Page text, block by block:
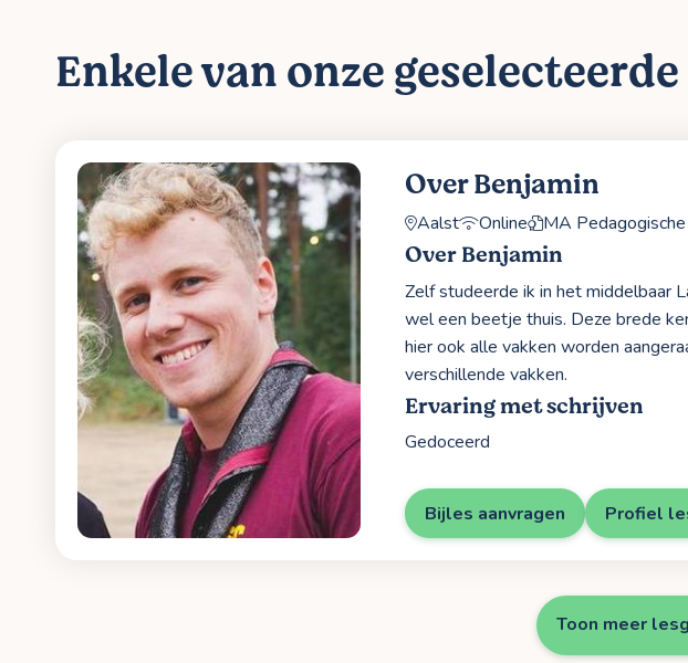
Enkele van onze
Over Benjamin
Aalst Online MA
Over Benjamin
Zelf studeerde ik in het middelbaar
wel een beetje thuis. Deze brede
hier ook alle vakken worden
verschillende vakken.
Ervaring met schrijven
Gedoceerd
Bijles aanvragen Profiel
Toon meer